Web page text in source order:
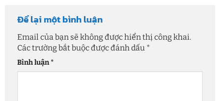
Để lại một bình luận
Email của bạn sẽ không được hiển thị công khai.
Các trường bắt buộc được đánh dấu *
Bình luận*